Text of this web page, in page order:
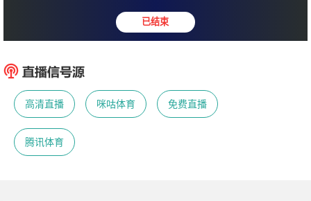
辛达卡拉U23 : 吉维森
高清直播 咪咕体育 免费直播
腾讯体育